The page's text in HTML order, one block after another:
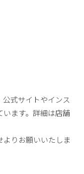
式サイトやインス
ます。詳細は店舗
りお願いいたしま